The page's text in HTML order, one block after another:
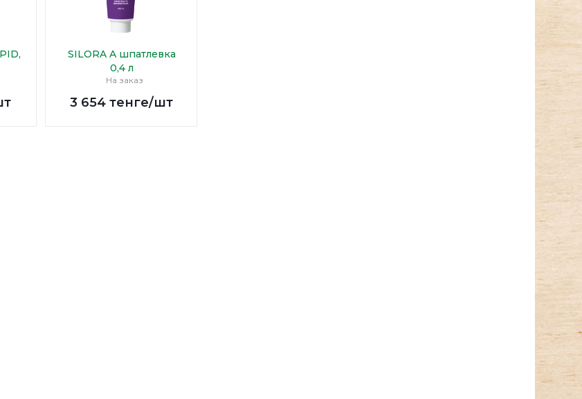
SILORA A шпатлевка
0,4 л
На заказ
3 654 тенге/шт